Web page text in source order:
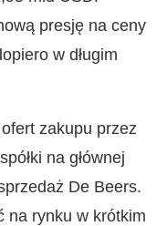
presję na ceny
w długim
zakupu przez
na głównej
De Beers.
na rynku w krótkim